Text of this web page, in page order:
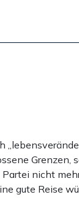
Grenzen,
nicht
gute Reise